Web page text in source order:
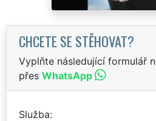
CHCETE SE STĚHOVAT?
Vyplňte následující formulář
přes WhatsApp
Služba